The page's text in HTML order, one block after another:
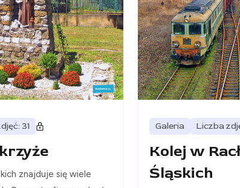
31
znajduje się wiele
Galeria Liczba
Kolej w
Śląskich